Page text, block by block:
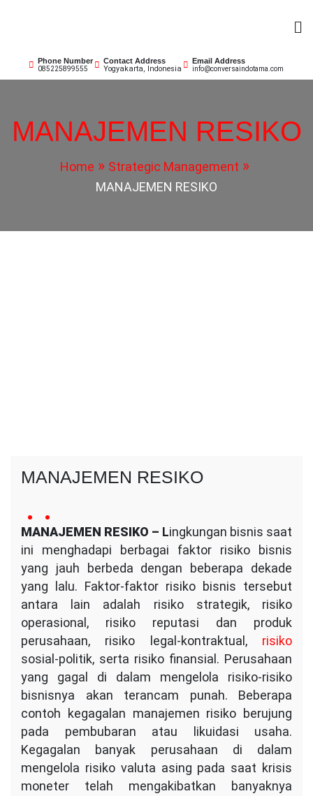
Phone Number
085225899555
Contact Address
Yogyakarta, Indonesia
Email Address
info@conversaindotama.com
MANAJEMEN RESIKO
Home
Strategic Management
MANAJEMEN RESIKO
MANAJEMEN RESIKO
14
November
2023
Conversa
Indotama
comment
on
MANAJEMEN
RESIKO
MANAJEMEN RESIKO – Lingkungan bisnis saat
ini menghadapi berbagai faktor risiko bisnis
yang jauh berbeda dengan beberapa dekade
yang lalu. Faktor-faktor risiko bisnis tersebut
antara lain adalah risiko strategik, risiko
operasional, risiko reputasi dan produk
perusahaan, risiko legal-kontraktual, risiko
sosial-politik, serta risiko finansial. Perusahaan
yang gagal di dalam mengelola risiko-risiko
bisnisnya akan terancam punah. Beberapa
contoh kegagalan manajemen risiko berujung
pada pembubaran atau likuidasi usaha.
Kegagalan banyak perusahaan di dalam
mengelola risiko valuta asing pada saat krisis
moneter telah mengakibatkan banyaknya